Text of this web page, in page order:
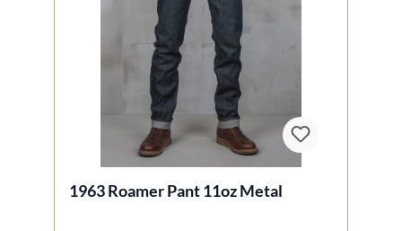
1963 Roamer Pant 11oz Metal